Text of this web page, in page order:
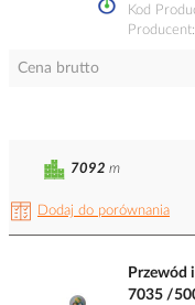
Kod
Producent
Cena brutto
Dodaj do porównania
7092 m
Przewód
7035 /